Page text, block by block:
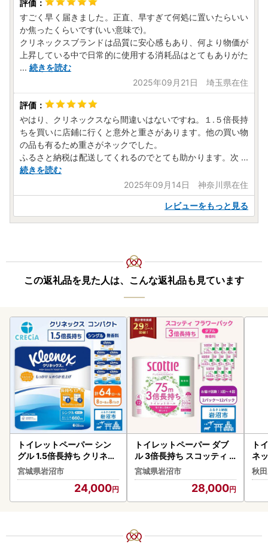
すごく早く届きました。正直、早すぎて何処に置いたらいい
か焦ったくらいです(いい意味で)。
クリネックスブランドは品質に安心感もあり、何より物価が
上昇している中で日常的に使用する消耗品はとてもありがた
... 続きを読む
2025年09月21日 埼玉県在住
やはり、クリネックスなら間違いはないですね。１.５倍長持
ちを買いに店鋪に行くと意外と重さがあります。他の買い物
の品も有るため重さがネックでした。
ふるさと納税は配送してくれるのでとても助かります。次 ...
続きを読む
2025年09月14日 神奈川県在住
レビューをもっと見る
この返礼品を見た人は、こんな返礼品も見ています
トイレットペーパー シン
グル 1.5倍長持ち クリネッ
クス 無香料 8R×8P トイレ
ット
宮城県岩沼市
24,000
トイレットペーパー ダブ
ル 3倍長持ち スコッティ
無香料 4R×12P トイレッ
ト
宮城県岩沼市
28,000
ト
ネ
ロ
短
秋